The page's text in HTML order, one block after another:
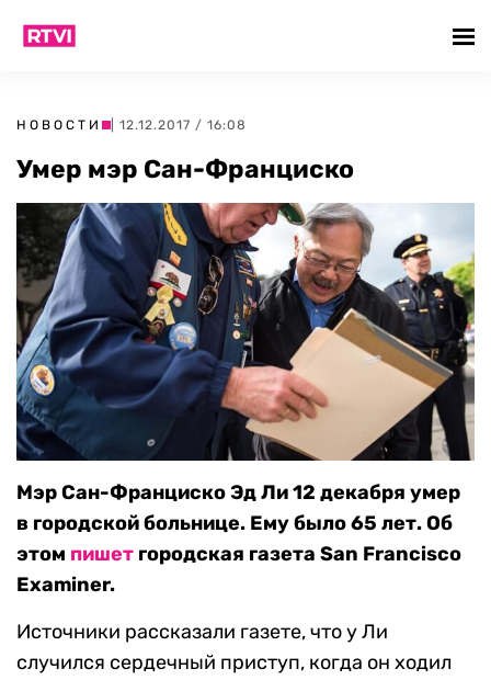
НОВОСТИ | 12.12.2017 / 16:08
Умер мэр Сан-Франциско
Мэр Сан-Франциско Эд Ли 12 декабря умер
в городской больнице. Ему было 65 лет. Об
этом пишет городская газета San Francisco
Examiner.
Источники рассказали газете, что у Ли
случился сердечный приступ, когда он ходил